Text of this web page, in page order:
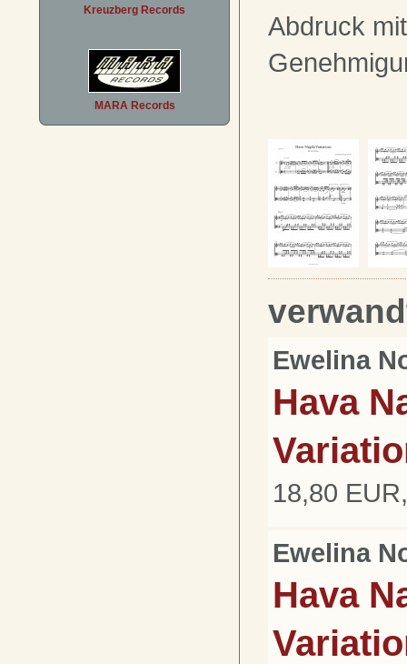
Kreuzberg Records
MARA Records
Abdruck
Ewelina
Hava
18,80
Ewelina
Hava